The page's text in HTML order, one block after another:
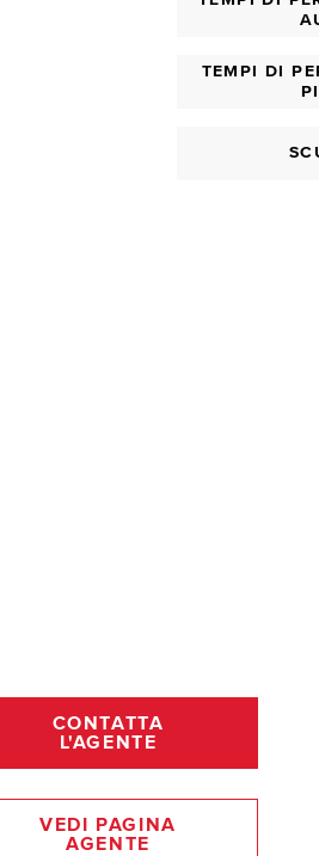
TEMPI DI
CONTATTA
L'AGENTE
VEDI PAGINA
AGENTE